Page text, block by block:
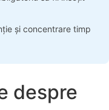
și concentrare timp
despre